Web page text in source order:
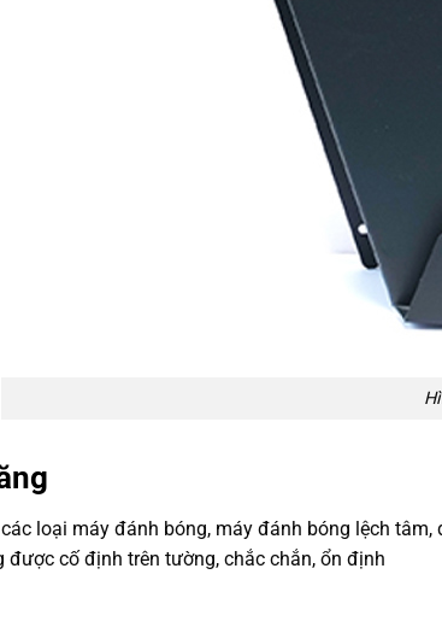
loại máy đánh bóng, máy đánh bóng lệch
được cố định trên tường, chắc chắn, ổn định